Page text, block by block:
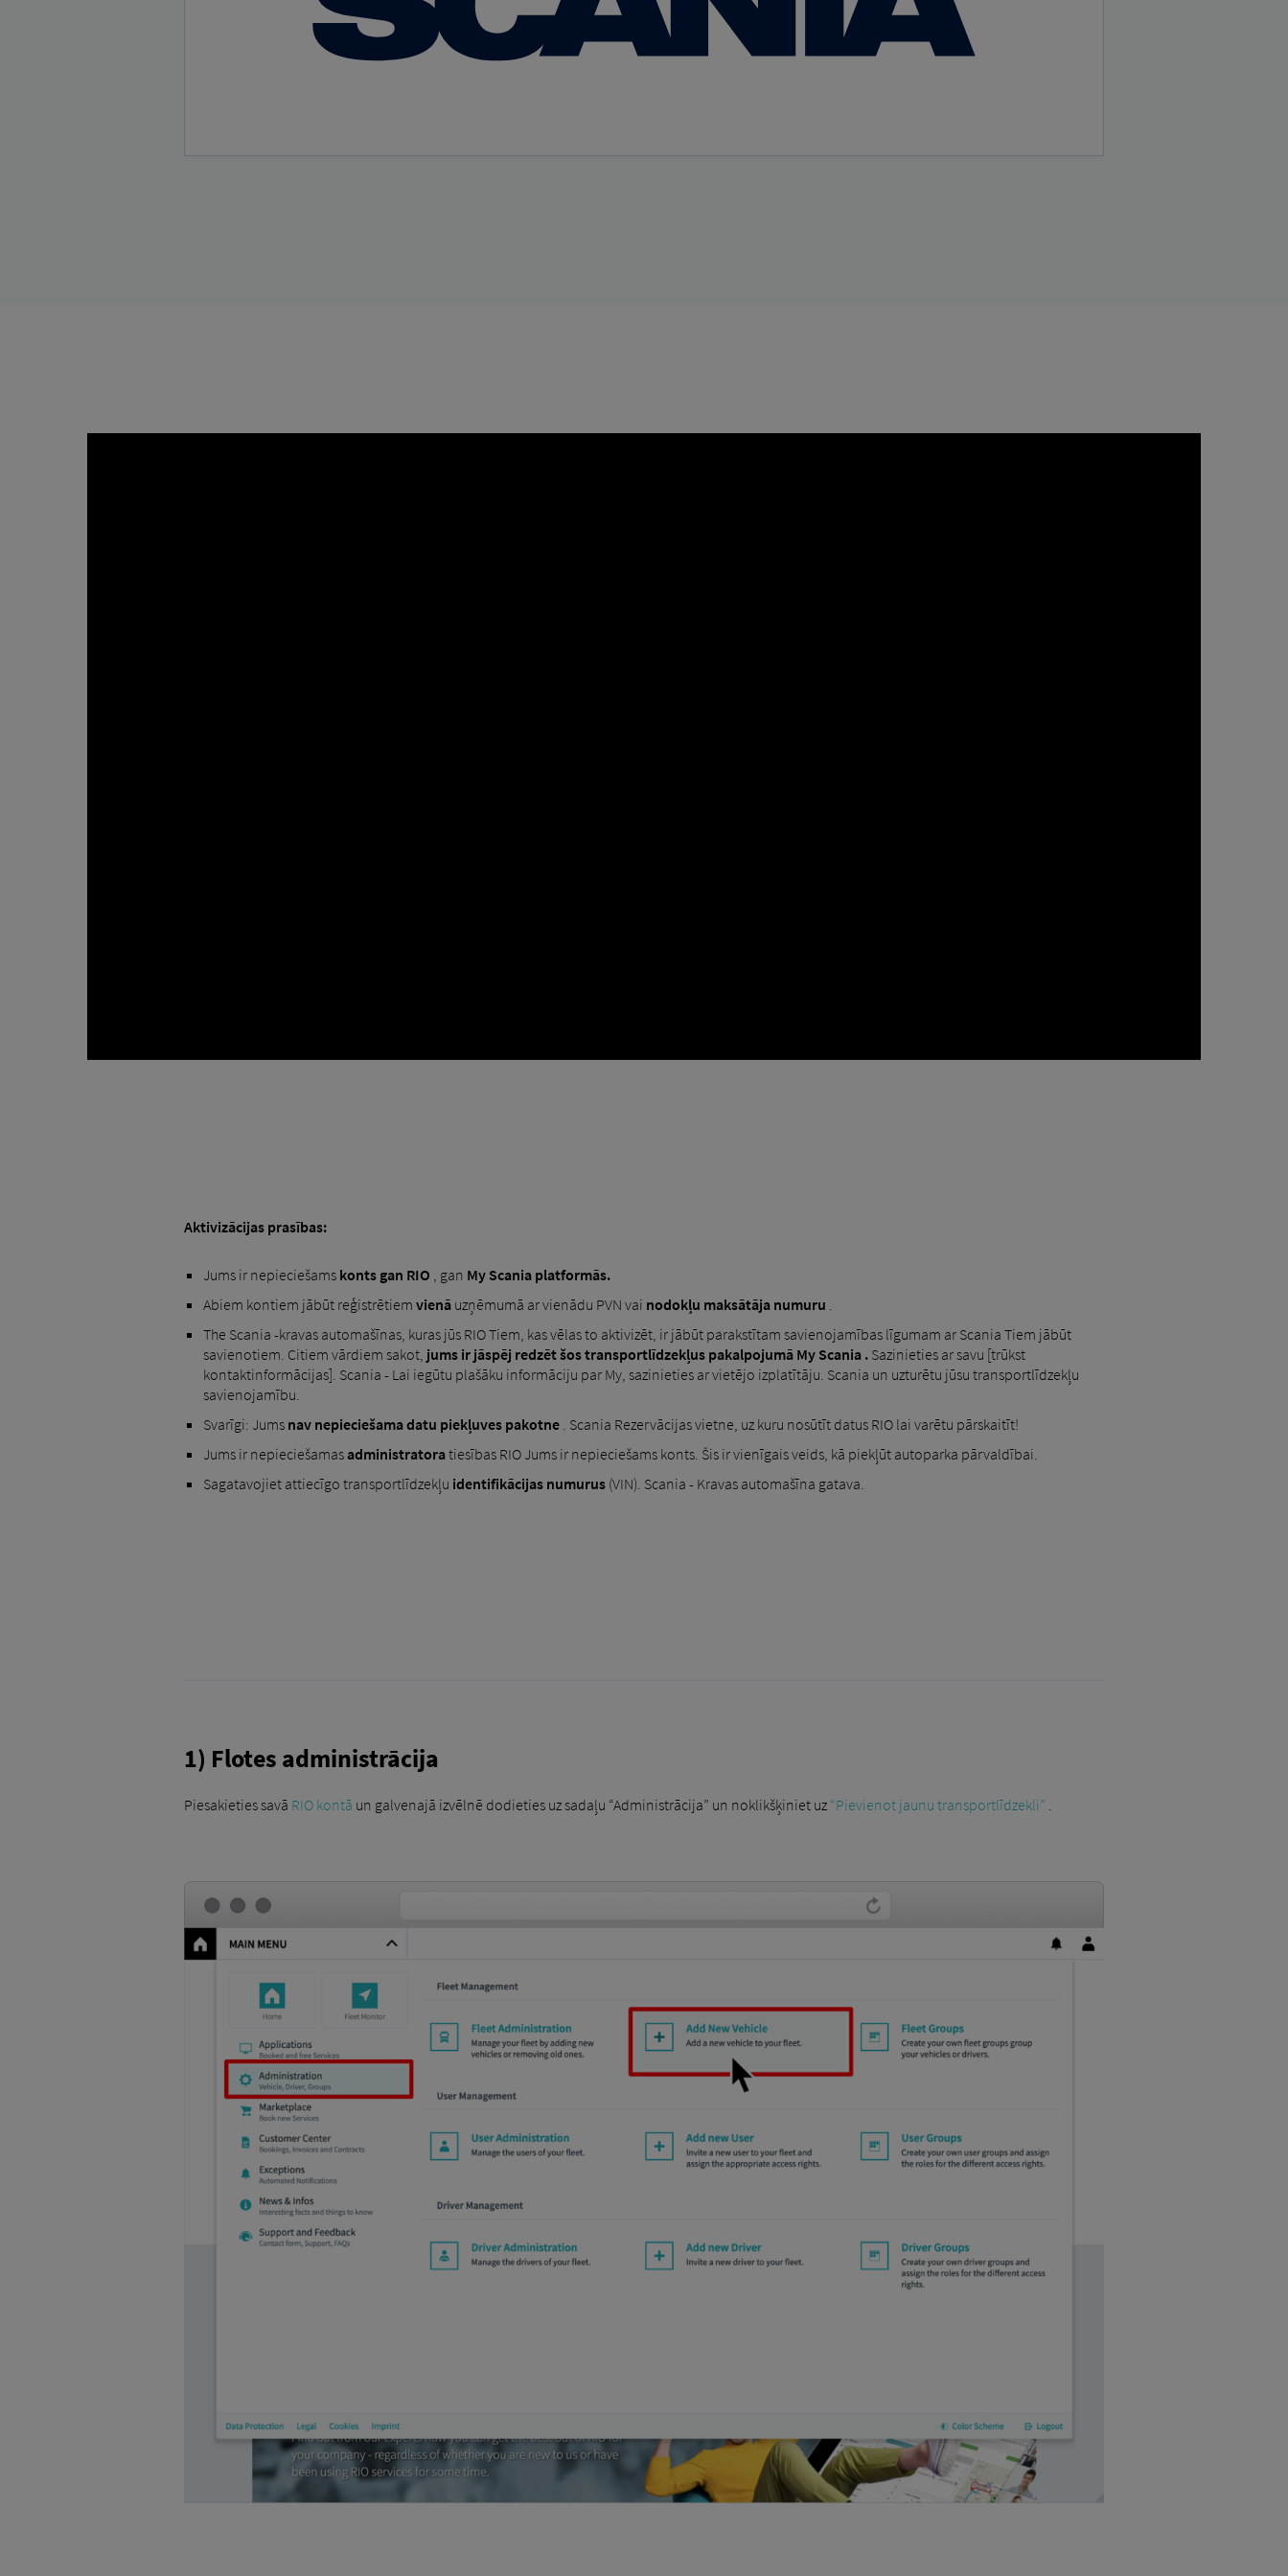
Aktivizācijas prasības:
Jums ir nepieciešams konts gan RIO , gan My Scania platformās.
Abiem kontiem jābūt reģistrētiem vienā uzņēmumā ar vienādu PVN vai nodokļu maksātāja numuru
The Scania -kravas automašīnas, kuras jūs RIO Tiem, kas vēlas to aktivizēt, ir jābūt parakstītam savienojamības līgumam ar Scania Tiem jābūt
savienotiem. Citiem vārdiem sakot, jums ir jāspēj redzēt šos transportlīdzekļus pakalpojumā My Scania . Sazinieties ar savu [trūkst
kontaktinformācijas]. Scania - Lai iegūtu plašāku informāciju par My, sazinieties ar vietējo izplatītāju. Scania un uzturētu jūsu transportlīdzekļu
savienojamību.
Svarīgi: Jums nav nepieciešama datu piekļuves pakotne . Scania Rezervācijas vietne, uz kuru nosūtīt datus RIO lai varētu pārskaitīt!
Jums ir nepieciešamasadministratoratiesības RIO Jums ir nepieciešams konts. Šis ir vienīgais veids, kā piekļūt autoparka pārvaldībai.
Sagatavojiet attiecīgo transportlīdzekļu identifikācijas numurus (VIN). Scania - Kravas automašīna gatava.
1) Flotes administrācija
Piesakieties savā RIO kontā un galvenajā izvēlnē dodieties uz sadaļu “Administrācija” un noklikšķiniet uz “Pievienot jaunu transportlīdzekli”